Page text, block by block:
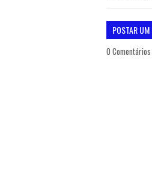
POSTAR
0 Comentários